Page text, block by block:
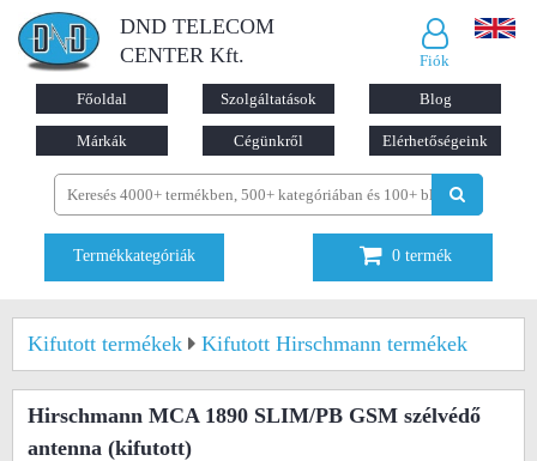
DND TELECOM
CENTER Kft.
Fiók
Főoldal Szolgáltatások Blog
Márkák Cégünkről Elérhetőségeink
Termékkategóriák 0 termék
Kifutott termékek Kifutott Hirschmann termékek
Hirschmann MCA 1890 SLIM/PB GSM szélvédő
antenna (kifutott)